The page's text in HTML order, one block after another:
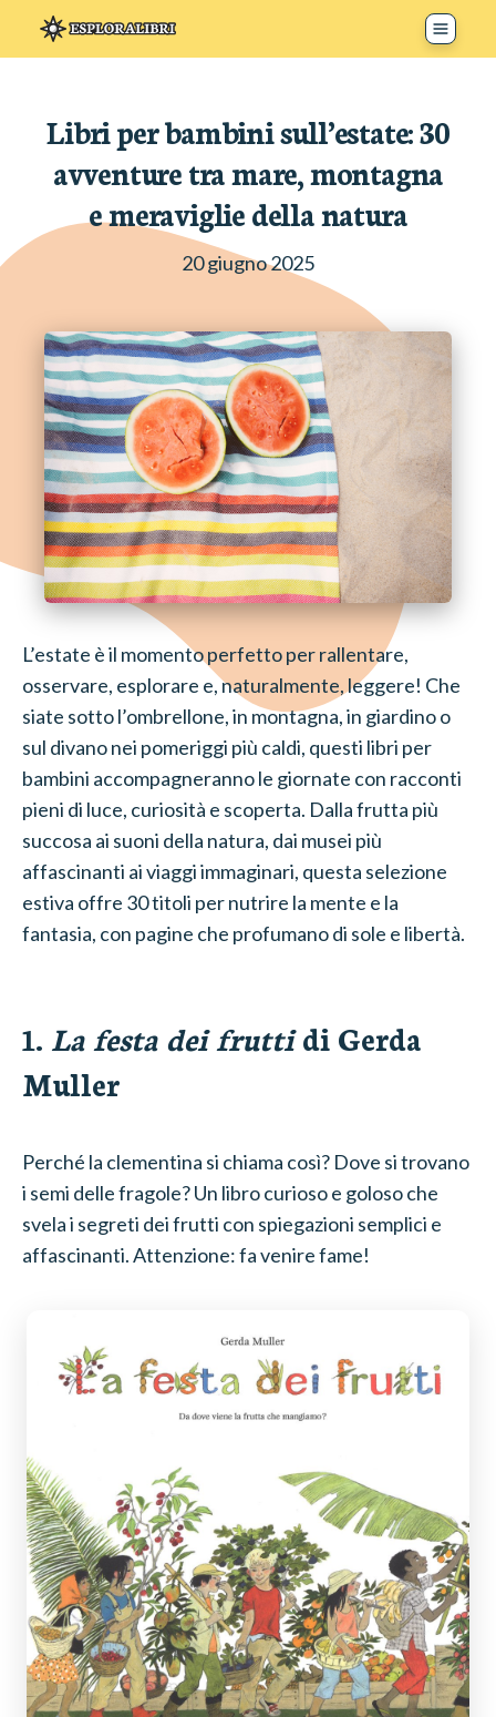
Toggle
Libri per bambini sull’estate: 30
avventure tra mare, montagna
e meraviglie della natura
20 giugno 2025
L’estate è il momento perfetto per rallentare,
osservare, esplorare e, naturalmente, leggere! Che
siate sotto l’ombrellone, in montagna, in giardino o
sul divano nei pomeriggi più caldi, questi libri per
bambini accompagneranno le giornate con racconti
pieni di luce, curiosità e scoperta. Dalla frutta più
succosa ai suoni della natura, dai musei più
affascinanti ai viaggi immaginari, questa selezione
estiva offre 30 titoli per nutrire la mente e la
fantasia, con pagine che profumano di sole e libertà.
1. La festa dei fruttidi Gerda
Muller
Perché la clementina si chiama così? Dove si trovano
i semi delle fragole? Un libro curioso e goloso che
svela i segreti dei frutti con spiegazioni semplici e
affascinanti. Attenzione: fa venire fame!